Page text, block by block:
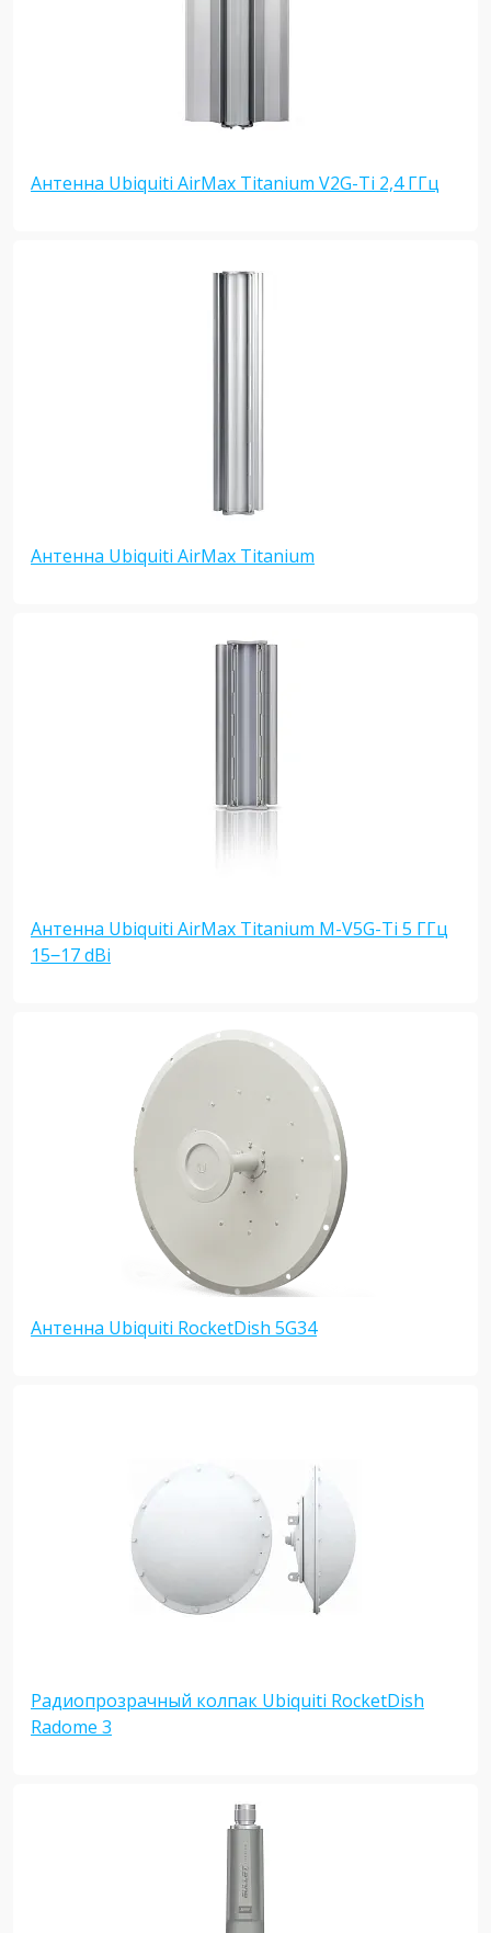
Антенна Ubiquiti AirMax Titanium V2G-Ti 2,4 ГГц
Антенна Ubiquiti AirMax Titanium
Антенна Ubiquiti AirMax Titanium M-V5G-Ti 5 ГГц
15‒17 dBi
Антенна Ubiquiti RocketDish 5G34
Радиопрозрачный колпак Ubiquiti RocketDish
Radome 3